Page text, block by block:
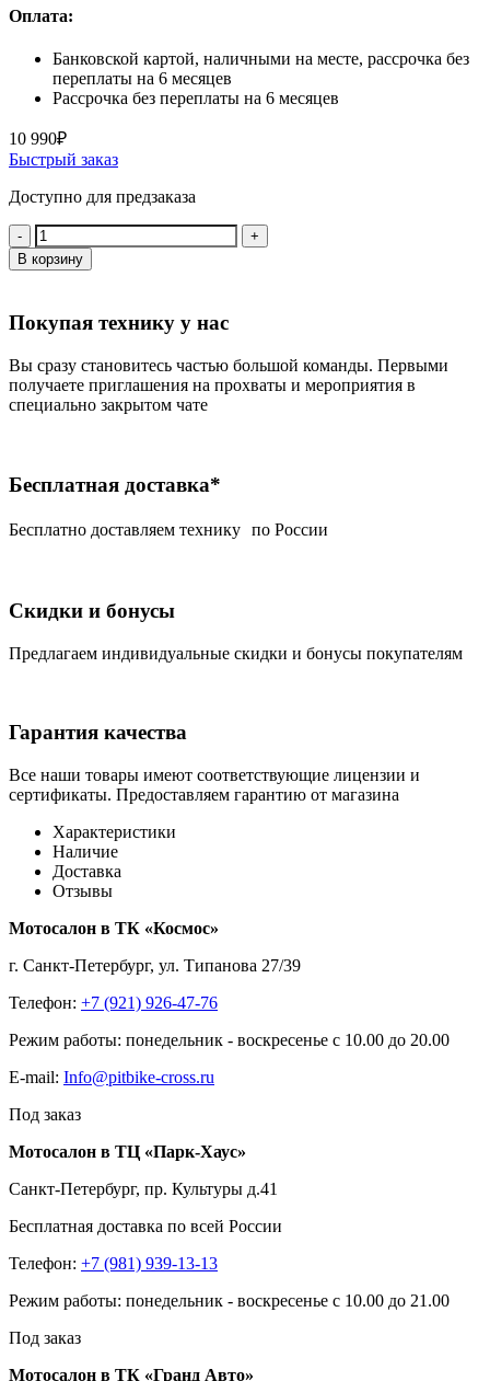
Оплата:
Банковской картой, наличными на месте, рассрочка без
переплаты на 6 месяцев
Рассрочка без переплаты на 6 месяцев
10 990₽
Быстрый заказ
Доступно для предзаказа
Количество:
В корзину
Покупая технику у нас
Вы сразу становитесь частью большой команды. Первыми
получаете приглашения на прохваты и мероприятия в
специально закрытом чате
Бесплатная доставка*
Беcплатно доставляем технику по России
Скидки и бонусы
Предлагаем индивидуальные скидки и бонусы покупателям
Гарантия качества
Все наши товары имеют соответствующие лицензии и
сертификаты. Предоставляем гарантию от магазина
Характеристики
Наличие
Доставка
Отзывы
Мотосалон в ТК «Космос»
г. Санкт-Петербург, ул. Типанова 27/39
Телефон: +7 (921) 926-47-76
Режим работы: понедельник - воскресенье с 10.00 до 20.00
E-mail: Info@pitbike-cross.ru
Под заказ
Мотосалон в ТЦ «Парк-Хаус»
Санкт-Петербург, пр. Культуры д.41
Бесплатная доставка по всей России
Телефон: +7 (981) 939-13-13
Режим работы: понедельник - воскресенье с 10.00 до 21.00
Под заказ
Мотосалон в ТК «Гранд Авто»